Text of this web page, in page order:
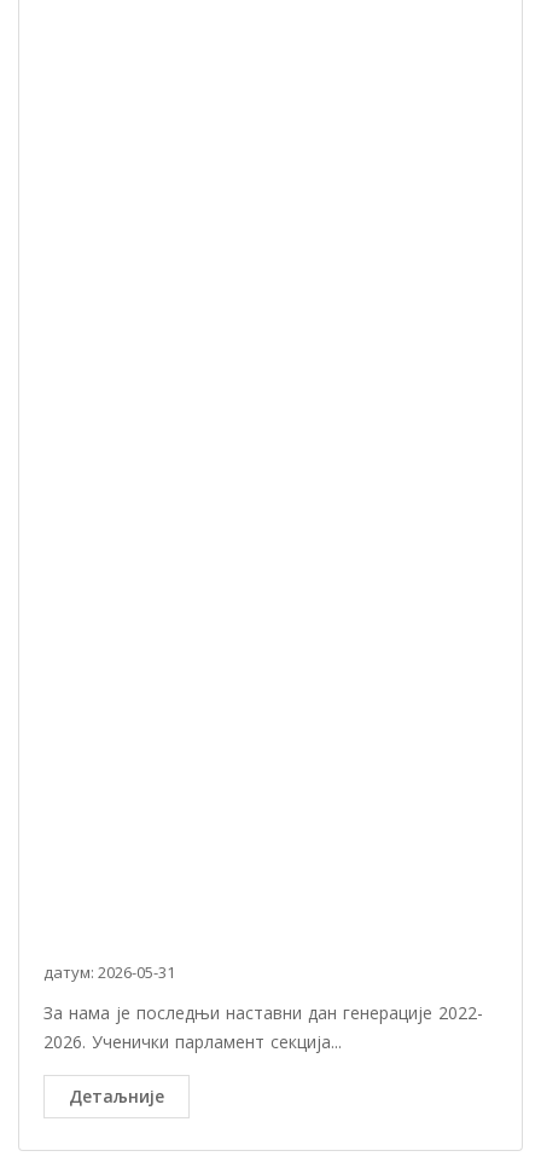
датум: 2026-05-31
За нама је последњи наставни дан генерације 2022-
2026. Ученички парламент секција...
Детаљније